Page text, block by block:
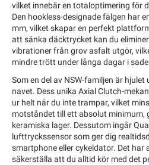
vilket innebär en totaloptimering för
Den hookless-designade fälgen har
mm, vilket skapar en perfekt
att sänka däcktrycket kan du
vibrationer från grov asfalt utgör,
mindre trött under långa dagar i
Som en del av NSW-familjen är
navet. Dess unika Axial Clutch-
ur helt när du inte trampar, vilket
motståndet till ett absolut minimum,
keramiska lager. Dessutom ingår
lufttryckssensor som ger dig
smartphone eller cykeldator. Det har
säkerställa att du alltid kör med det